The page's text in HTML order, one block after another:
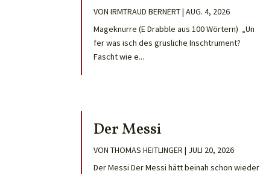
VONIRMTRAUD BERNERT|AUG. 4, 2026
Mageknurre (E Drabble aus 100 Wörtern) „Un
fer was isch des grusliche Inschtrument?
Fascht wie e...
Der Messi
VONTHOMAS HEITLINGER | JULI 20, 2026
Der Messi Der Messi hätt beinah schon wieder